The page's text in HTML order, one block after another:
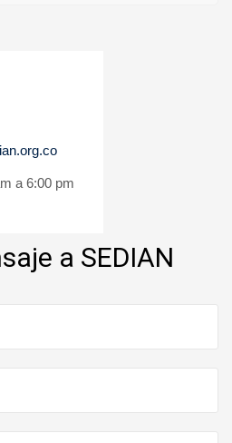
a 6:00 pm
a SEDIAN